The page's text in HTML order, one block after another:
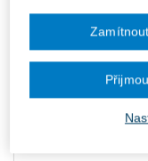
ks
Komplet -